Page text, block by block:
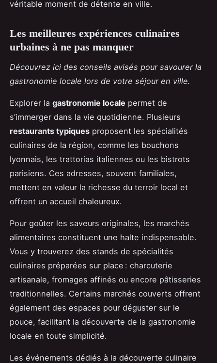
véritable moment de détente en ville.
Les meilleures expériences culinaires
urbaines à ne pas manquer
Découvrez ici des conseils avisés pour savourer la
gastronomie locale lors de votre séjour en ville.
Explorer la gastronomie locale permet de
s’immerger dans la vie quotidienne. Plusieurs
restaurants typiques proposent les spécialités
culinaires de la région, comme les bouchons
lyonnais, les trattorias italiennes ou les bistrots
parisiens. Ces adresses, souvent familiales,
mettent en valeur la richesse du terroir local et
offrent un accueil chaleureux.
Pour goûter les saveurs originales, les marchés
alimentaires constituent une halte indispensable.
Vous y trouverez des stands de spécialités
culinaires préparées sur place : charcuterie
artisanale, fromages affinés ou encore pâtisseries
traditionnelles. Certains marchés couverts offrent
également des espaces pour déguster sur le
pouce, facilitant la découverte de la gastronomie
locale en toute simplicité.
Les événements dédiés à la découverte culinaire